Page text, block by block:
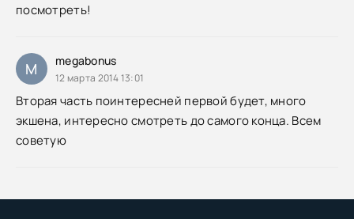
посмотреть!
M megabonus
12 марта 2014 13:01
Вторая часть поинтересней первой будет, много
экшена, интересно смотреть до самого конца. Всем
советую